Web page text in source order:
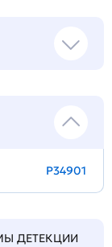
P34901
ДЕТЕКЦИИ